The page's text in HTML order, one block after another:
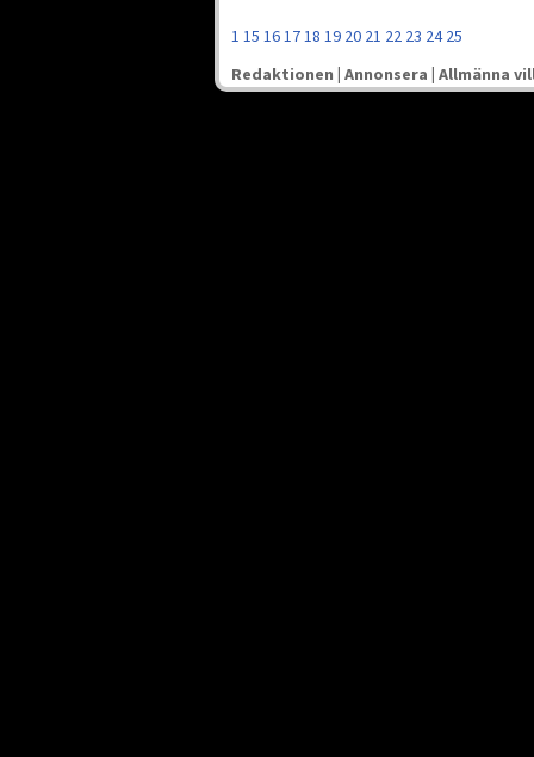
1 15 161718 19 20 21 22 23 24 25
Redaktionen | Annonsera | Allmänna